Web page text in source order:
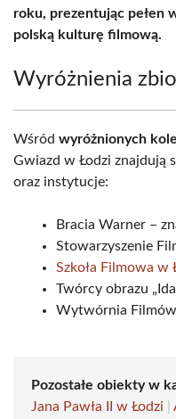
roku, prezentując pełen
polską kulturę filmową.
Wyróżnienia
Wśród wyróżnionych
Gwiazd w Łodzi znajdują
oraz instytucje:
Bracia Warner –
Stowarzyszenie
Szkoła Filmowa w
Twórcy obrazu
Wytwórnia
Pozostałe obiekty w
Jana Pawła II w Łodzi